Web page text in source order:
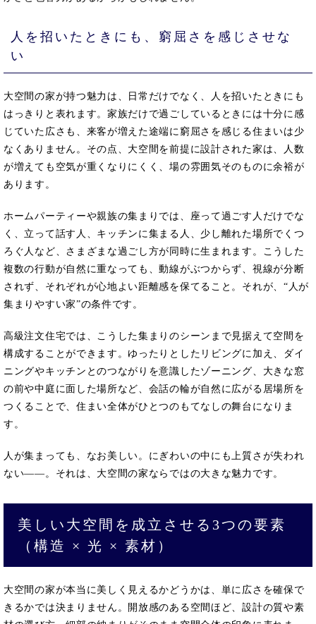
人を招いたときにも、窮屈さを感じさせな
い
大空間の家が持つ魅力は、日常だけでなく、人を招いたときにも
はっきりと表れます。家族だけで過ごしているときには十分に感
じていた広さも、来客が増えた途端に窮屈さを感じる住まいは少
なくありません。その点、大空間を前提に設計された家は、人数
が増えても空気が重くなりにくく、場の雰囲気そのものに余裕が
あります。
ホームパーティーや親族の集まりでは、座って過ごす人だけでな
く、立って話す人、キッチンに集まる人、少し離れた場所でくつ
ろぐ人など、さまざまな過ごし方が同時に生まれます。こうした
複数の行動が自然に重なっても、動線がぶつからず、視線が分断
されず、それぞれが心地よい距離感を保てること。それが、“人が
集まりやすい家”の条件です。
高級注文住宅では、こうした集まりのシーンまで見据えて空間を
構成することができます。ゆったりとしたリビングに加え、ダイ
ニングやキッチンとのつながりを意識したゾーニング、大きな窓
の前や中庭に面した場所など、会話の輪が自然に広がる居場所を
つくることで、住まい全体がひとつのもてなしの舞台になりま
す。
人が集まっても、なお美しい。にぎわいの中にも上質さが失われ
ない――。それは、大空間の家ならではの大きな魅力です。
美しい大空間を成立させる3つの要素
（構造 × 光 × 素材）
大空間の家が本当に美しく見えるかどうかは、単に広さを確保で
きるかでは決まりません。開放感のある空間ほど、設計の質や素